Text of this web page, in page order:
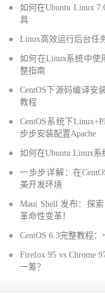
如何在Ubuntu Linux
具
Linux高效运行后台任
如何在Linux系统中使
整指南
CentOS下源码编译安
教程
CentOS系统下
步步安装配置Apache
如何在Ubuntu Linux
一步步详解：在
美开发环境
Maui Shell 发布：探
革命性变革！
CentOS 6.3完整教程
Firefox 95 vs Chrome
一筹？